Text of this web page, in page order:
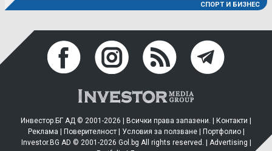
СПОРТ И БИЗНЕС
Инвестор.БГ АД © 2001-2026 | Всички права запазени. | Контакти
Реклама
Поверителност| Условия за ползване| Портфолио|
Investor.BG AD © 2001-2026 Gol.bg All rights reserved. | Advertising